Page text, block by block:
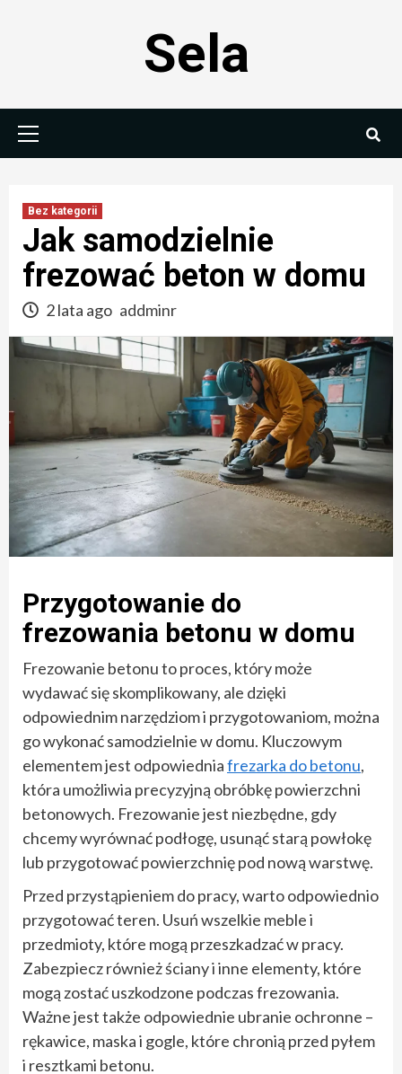
Sela
Bez kategorii
Jak samodzielnie
frezować beton w domu
2 lata ago addminr
Przygotowanie do
frezowania betonu w domu
Frezowanie betonu to proces, który może
wydawać się skomplikowany, ale dzięki
odpowiednim narzędziom i przygotowaniom, można
go wykonać samodzielnie w domu. Kluczowym
elementem jest odpowiedniafrezarka do betonu,
która umożliwia precyzyjną obróbkę powierzchni
betonowych. Frezowanie jest niezbędne, gdy
chcemy wyrównać podłogę, usunąć starą powłokę
lub przygotować powierzchnię pod nową warstwę.
Przed przystąpieniem do pracy, warto odpowiednio
przygotować teren. Usuń wszelkie meble i
przedmioty, które mogą przeszkadzać w pracy.
Zabezpiecz również ściany i inne elementy, które
mogą zostać uszkodzone podczas frezowania.
Ważne jest także odpowiednie ubranie ochronne –
rękawice, maska i gogle, które chronią przed pyłem
i resztkami betonu.